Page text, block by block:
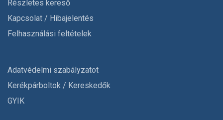
Részletes kereső
Kapcsolat / Hibajelentés
Felhasználási feltételek
Adatvédelmi szabályzatot
Kerékpárboltok / Kereskedők
GYIK